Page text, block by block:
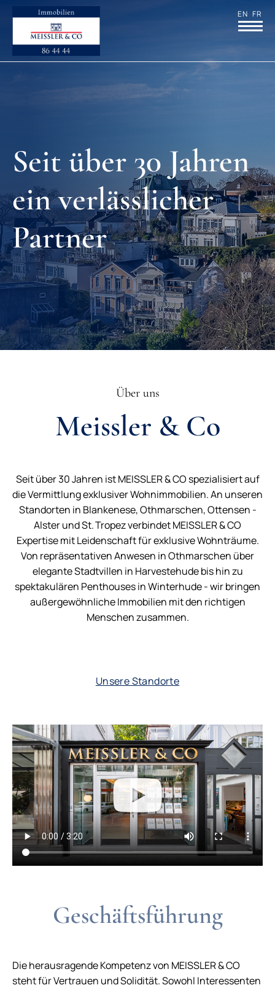
Seit über 30 Jahren
ein verläss­licher
Partner
Über uns
Meissler & Co
Seit über 30 Jahren ist MEISSLER & CO spezialisiert auf
die Vermittlung exklusiver Wohnimmobilien. An unseren
Standorten in Blankenese, Othmarschen, Ottensen -
Alster und St. Tropez verbindet MEISSLER & CO
Expertise mit Leidenschaft für exklusive Wohnträume.
Von repräsentativen Anwesen in Othmarschen über
elegante Stadtvillen in Harvestehude bis hin zu
spektakulären Penthouses in Winterhude - wir bringen
außergewöhnliche Immobilien mit den richtigen
Menschen zusammen.
Unsere Standorte
Geschäfts­führung
Die herausragende Kompetenz von MEISSLER & CO
steht für Vertrauen und Solidität. Sowohl Interessenten
EN FR